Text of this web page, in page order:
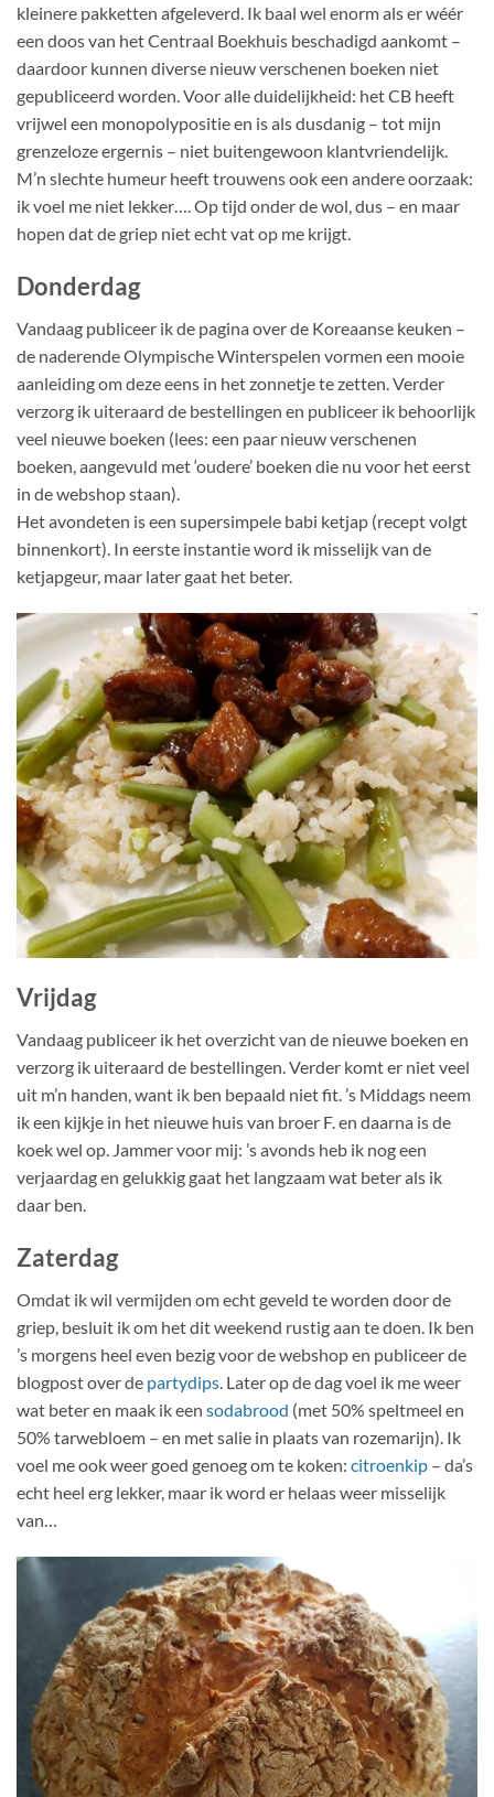
kleinere pakketten afgeleverd. Ik baal wel enorm als er wéér
een doos van het Centraal Boekhuis beschadigd aankomt –
daardoor kunnen diverse nieuw verschenen boeken niet
gepubliceerd worden. Voor alle duidelijkheid: het CB heeft
vrijwel een monopolypositie en is als dusdanig – tot mijn
grenzeloze ergernis – niet buitengewoon klantvriendelijk.
M’n slechte humeur heeft trouwens ook een andere oorzaak:
ik voel me niet lekker…. Op tijd onder de wol, dus – en maar
hopen dat de griep niet echt vat op me krijgt.
Donderdag
Vandaag publiceer ik de pagina over de Koreaanse keuken –
de naderende Olympische Winterspelen vormen een mooie
aanleiding om deze eens in het zonnetje te zetten. Verder
verzorg ik uiteraard de bestellingen en publiceer ik behoorlijk
veel nieuwe boeken (lees: een paar nieuw verschenen
boeken, aangevuld met ‘oudere’ boeken die nu voor het eerst
in de webshop staan).
Het avondeten is een supersimpele babi ketjap (recept volgt
binnenkort). In eerste instantie word ik misselijk van de
ketjapgeur, maar later gaat het beter.
Vrijdag
Vandaag publiceer ik het overzicht van de nieuwe boeken en
verzorg ik uiteraard de bestellingen. Verder komt er niet veel
uit m’n handen, want ik ben bepaald niet fit. ’s Middags neem
ik een kijkje in het nieuwe huis van broer F. en daarna is de
koek wel op. Jammer voor mij: ’s avonds heb ik nog een
verjaardag en gelukkig gaat het langzaam wat beter als ik
daar ben.
Zaterdag
Omdat ik wil vermijden om echt geveld te worden door de
griep, besluit ik om het dit weekend rustig aan te doen. Ik ben
’s morgens heel even bezig voor de webshop en publiceer de
blogpost over de partydips. Later op de dag voel ik me weer
wat beter en maak ik een sodabrood (met 50% speltmeel en
50% tarwebloem – en met salie in plaats van rozemarijn). Ik
voel me ook weer goed genoeg om te koken: citroenkip – da’s
echt heel erg lekker, maar ik word er helaas weer misselijk
van…